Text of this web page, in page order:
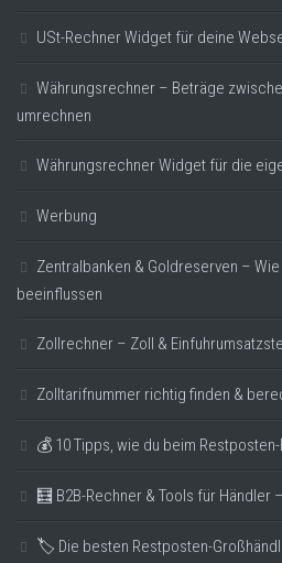
USt-Rechner Widget für deine
Währungsrechner – Beträge
umrechnen
Währungsrechner Widget für die
Werbung
Zentralbanken & Goldreserven –
beeinflussen
Zollrechner – Zoll &
Zolltarifnummer richtig finden &
💰 10 Tipps, wie du beim
🧮 B2B-Rechner & Tools für Händler
🏷️ Die besten Restposten-